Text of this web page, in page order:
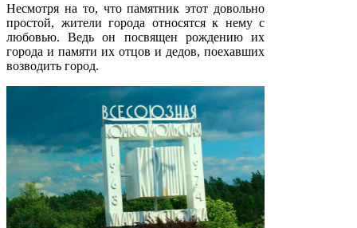
Несмотря на то, что памятник этот довольно
простой, жители города относятся к нему с
любовью. Ведь он посвящен рождению их
города и памяти их отцов и дедов, поехавших
возводить город.